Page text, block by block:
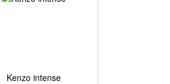
Kenzo intense